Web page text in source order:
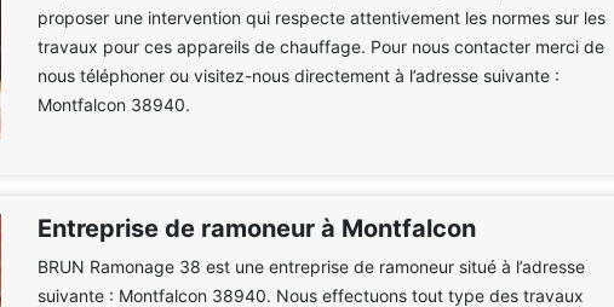
proposer une intervention qui respecte attentivement les normes sur les
travaux pour ces appareils de chauffage. Pour nous contacter merci de
nous téléphoner ou visitez-nous directement à l’adresse suivante :
Montfalcon 38940.
Entreprise de ramoneur à Montfalcon
BRUN Ramonage 38 est une entreprise de ramoneur situé à l’adresse
suivante : Montfalcon 38940. Nous effectuons tout type des travaux